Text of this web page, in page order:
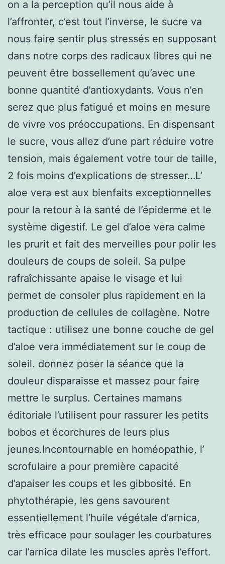
on a la perception qu’il nous aide à
l’affronter, c’est tout l’inverse, le sucre va
nous faire sentir plus stressés en supposant
dans notre corps des radicaux libres qui ne
peuvent être bossellement qu’avec une
bonne quantité d’antioxydants. Vous n’en
serez que plus fatigué et moins en mesure
de vivre vos préoccupations. En dispensant
le sucre, vous allez d’une part réduire votre
tension, mais également votre tour de taille,
2 fois moins d’explications de stresser…L’
aloe vera est aux bienfaits exceptionnelles
pour la retour à la santé de l’épiderme et le
système digestif. Le gel d’aloe vera calme
les prurit et fait des merveilles pour polir les
douleurs de coups de soleil. Sa pulpe
rafraîchissante apaise le visage et lui
permet de consoler plus rapidement en la
production de cellules de collagène. Notre
tactique : utilisez une bonne couche de gel
d’aloe vera immédiatement sur le coup de
soleil. donnez poser la séance que la
douleur disparaisse et massez pour faire
mettre le surplus. Certaines mamans
éditoriale l’utilisent pour rassurer les petits
bobos et écorchures de leurs plus
jeunes.Incontournable en homéopathie, l’
scrofulaire a pour première capacité
d’apaiser les coups et les gibbosité. En
phytothérapie, les gens savourent
essentiellement l’huile végétale d’arnica,
très efficace pour soulager les courbatures
car l’arnica dilate les muscles après l’effort.